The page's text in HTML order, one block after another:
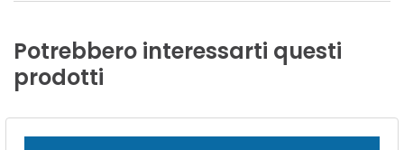
Potrebbero interessarti questi
prodotti